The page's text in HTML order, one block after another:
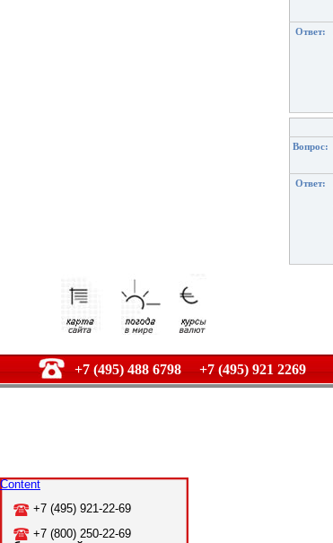
Ответ:
Вопрос:
Ответ:
+7 (495) 488 6798 +7 (495) 921 2269
Content
+7 (495) 921-22-69
+7 (800) 250-22-69